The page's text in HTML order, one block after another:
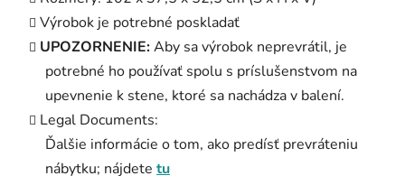
Výrobok je potrebné poskladať
UPOZORNENIE:Aby sa výrobok neprevrátil, je
potrebné ho používať spolu s príslušenstvom na
upevnenie k stene, ktoré sa nachádza v balení.
Legal Documents:
Ďalšie informácie o tom, ako predísť prevráteniu
nábytku; nájdete tu